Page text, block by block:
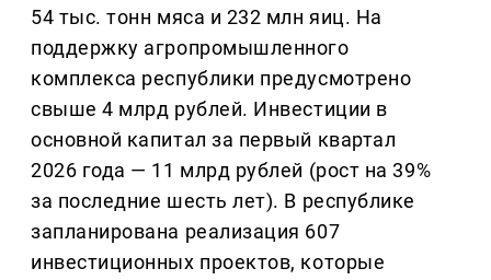
54 тыс. тонн мяса и 232 млн яиц. На
поддержку агропромышленного
комплекса республики предусмотрено
свыше 4 млрд рублей. Инвестиции в
основной капитал за первый квартал
2026 года — 11 млрд рублей (рост на 39%
за последние шесть лет). В республике
запланирована реализация 607
инвестиционных проектов, которые